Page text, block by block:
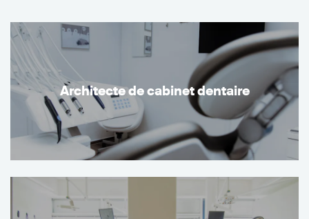
Architecte de cabinet dentaire